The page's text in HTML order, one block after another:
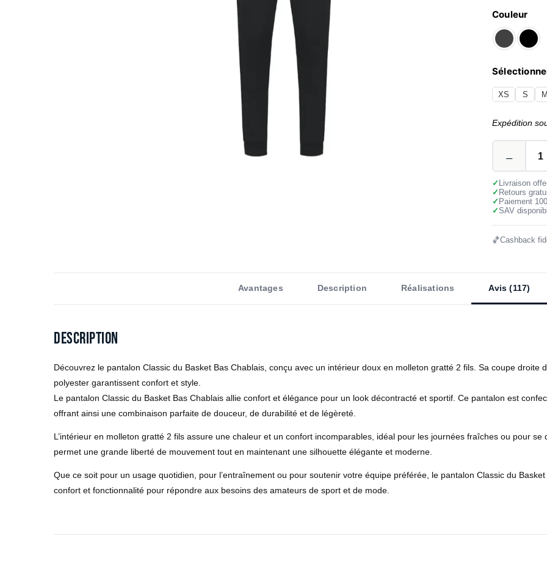
Couleur
XS S
Expédition
✓
Livraison
✓ Retours
✓ Paiement
✓SAV
🏀Cashback
Avantages Description Réalisations Avis (117)
Description
Découvrez le pantalon Classic du Basket Bas Chablais, conçu avec un intérieur doux en molleton gratté 2 fils. Sa coupe droite
polyester garantissent confort et style.
Le pantalon Classic du Basket Bas Chablais allie confort et élégance pour un look décontracté et sportif. Ce pantalon est
offrant ainsi une combinaison parfaite de douceur, de durabilité et de légèreté.
L’intérieur en molleton gratté 2 fils assure une chaleur et un confort incomparables, idéal pour les journées fraîches ou pour
permet une grande liberté de mouvement tout en maintenant une silhouette élégante et moderne.
Que ce soit pour un usage quotidien, pour l’entraînement ou pour soutenir votre équipe préférée, le pantalon Classic du
confort et fonctionnalité pour répondre aux besoins des amateurs de sport et de mode.